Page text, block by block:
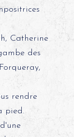
Catherine
des
rendre
pied.